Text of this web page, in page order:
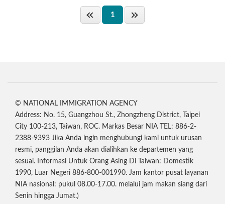
1
© NATIONAL IMMIGRATION AGENCY
Address: No. 15, Guangzhou St., Zhongzheng District, Taipei
City 100-213, Taiwan, ROC. Markas Besar NIA TEL: 886-2-
2388-9393 Jika Anda ingin menghubungi kami untuk urusan
resmi, panggilan Anda akan dialihkan ke departemen yang
sesuai. Informasi Untuk Orang Asing Di Taiwan: Domestik
1990, Luar Negeri 886-800-001990. Jam kantor pusat layanan
NIA nasional: pukul 08.00-17.00. melalui jam makan siang dari
Senin hingga Jumat.)